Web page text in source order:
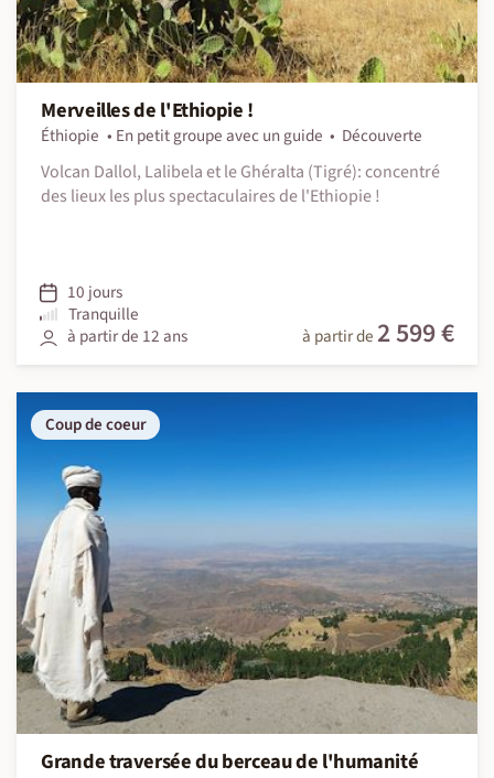
Merveilles de l'Ethiopie !
Éthiopie En petit groupe avec un guide
Découverte
Volcan Dallol, Lalibela et le Ghéralta (Tigré): concentré
des lieux les plus spectaculaires de l'Ethiopie !
10 jours
Tranquille
à partir de 12 ans
à partir de 2 599 €
Coup de coeur
Grande traversée du berceau de l'humanité